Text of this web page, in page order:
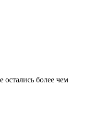
остались более чем